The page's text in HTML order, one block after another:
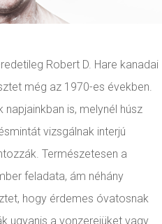
Robert D. Hare kanadai
még az 1970-es években.
is, melynél húsz
vizsgálnak interjú
Természetesen a
feladata, ám néhány
hogy érdemes óvatosnak
ugyanis a vonzerejüket vagy